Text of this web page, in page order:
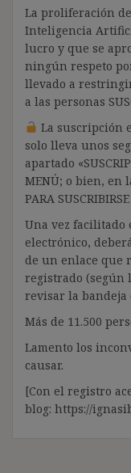
La proliferación
Inteligencia
lucro y que se
ningún respeto
llevado a
a las personas
La suscripción
solo lleva unos
apartado
MENÚ; o bien, en
PARA
Una vez facilitado
electrónico,
de un enlace que
registrado (según
revisar la bandeja
Más de 11.500
Lamento los
causar.
[Con el registro
blog: https://